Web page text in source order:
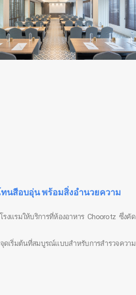
นสีอบอุ่น พร้อมสิ่งอำนวยความ
รงแรมให้บริการที่ห้องอาหาร Choorotz ซึ่งคัด
จุดเริ่มต้นที่สมบูรณ์แบบสำหรับการสำรวจความ